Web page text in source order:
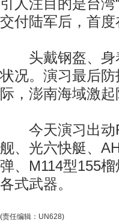
引人注目的是台
交付陆军后，首度
头戴钢盔、身
状况。演习最后
际，澎南海域激起
今天演习出动
舰、光六快艇、
弹、M114型155
各式武器。
(责任编辑：UN628)